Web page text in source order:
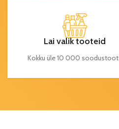
Lai valik tooteid
Kokku üle 10 000